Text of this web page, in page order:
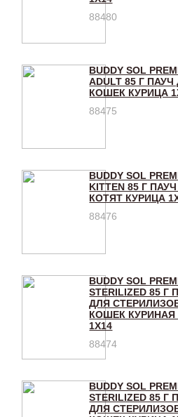
88480
BUDDY SOL
ADULT 85 Г
КОШЕК КУРИЦА
88475
BUDDY SOL
KITTEN 85 Г
КОТЯТ КУРИЦА
88476
BUDDY SOL
STERILIZED 85 Г
ДЛЯ
КОШЕК КУРИНАЯ
1Х14
88474
BUDDY SOL
STERILIZED 85 Г
ДЛЯ